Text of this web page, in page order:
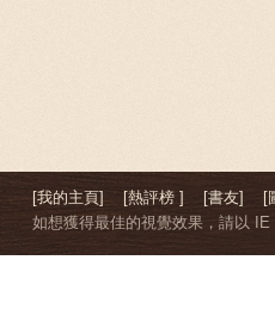
[我的主頁] [熱評榜 ] [書友] [
如想獲得最佳的視覺效果，請以